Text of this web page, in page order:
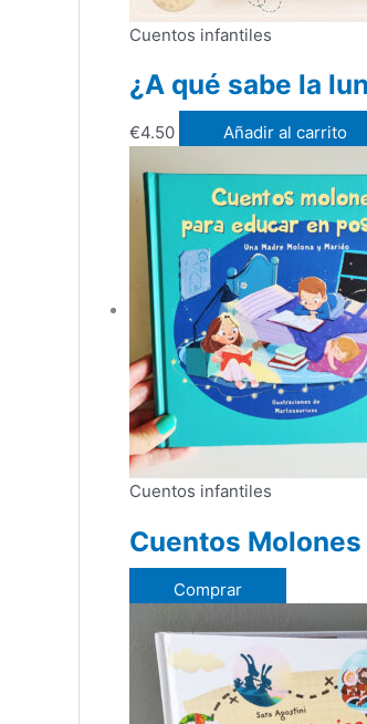
Cuentos infantiles
¿A qué sabe la
€4.50 Añadir al carrito
Cuentos infantiles
Cuentos
Comprar